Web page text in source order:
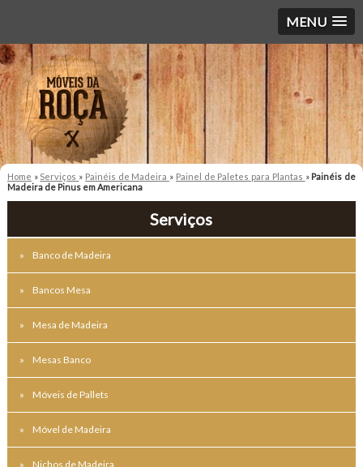
MENU
Home » Serviços » Painéis de Madeira » Painel de Paletes para Plantas » Painéis de
Madeira de Pinus em Americana
Serviços
Banco de Madeira
Bancos Mesa
Mesa de Madeira
Mesas Banco
Móveis de Pallets
Móvel de Madeira
Nichos de Madeira